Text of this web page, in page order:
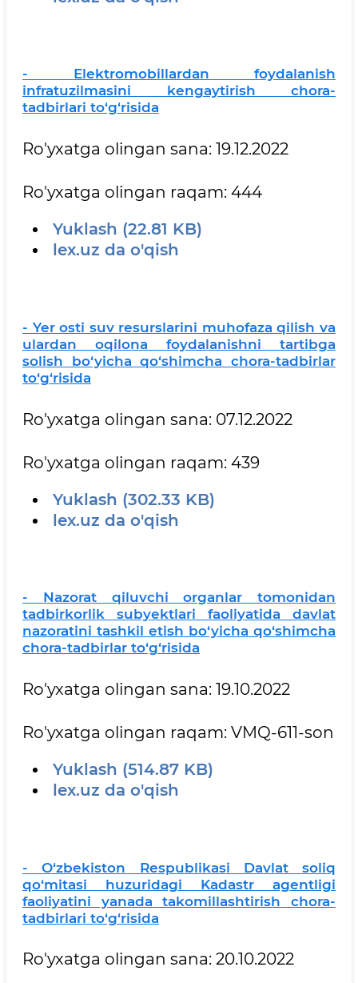
- Еlektromobillardan foydalanish
infratuzilmasini kengaytirish chora-
tadbirlari to‘g‘risida
Ro'yxatga olingan sana: 19.12.2022
Ro'yxatga olingan raqam: 444
Yuklash (22.81 KB)
lex.uz da o'qish
- Yer osti suv resurslarini muhofaza qilish va
ulardan oqilona foydalanishni tartibga
solish bo‘yicha qo‘shimcha chora-tadbirlar
to‘g‘risida
Ro'yxatga olingan sana: 07.12.2022
Ro'yxatga olingan raqam: 439
Yuklash (302.33 KB)
lex.uz da o'qish
- Nazorat qiluvchi organlar tomonidan
tadbirkorlik subyektlari faoliyatida davlat
nazoratini tashkil etish bo‘yicha qo‘shimcha
chora-tadbirlar to‘g‘risida
Ro'yxatga olingan sana: 19.10.2022
Ro'yxatga olingan raqam: VMQ-611-son
Yuklash (514.87 KB)
lex.uz da o'qish
- O‘zbekiston Respublikasi Davlat soliq
qo‘mitasi huzuridagi Kadastr agentligi
faoliyatini yanada takomillashtirish chora-
tadbirlari to‘g‘risida
Ro'yxatga olingan sana: 20.10.2022